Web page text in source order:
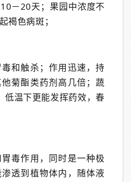
－20天；果园中浓度不
褐色病斑；
和触杀；作用迅速，持
菊酯类药剂高几倍；蔬
低温下更能发挥药效，春
毒作用，同时是一种极
透到植物体内，随体液